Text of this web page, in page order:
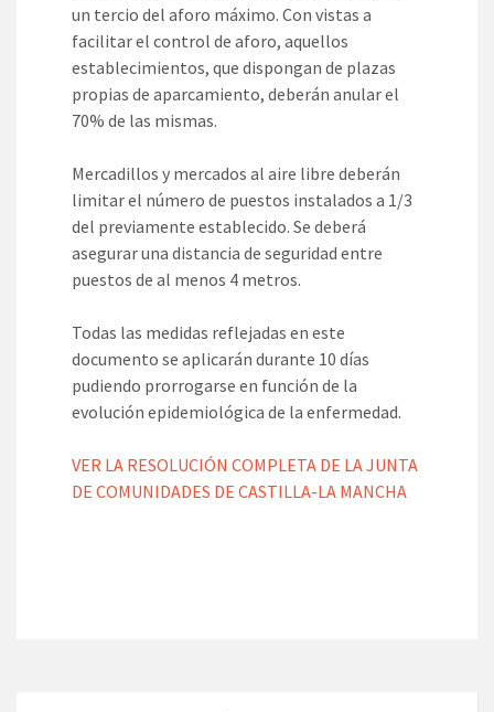
un tercio del aforo máximo. Con vistas a
facilitar el control de aforo, aquellos
establecimientos, que dispongan de plazas
propias de aparcamiento, deberán anular el
70% de las mismas.
Mercadillos y mercados al aire libre deberán
limitar el número de puestos instalados a 1/3
del previamente establecido. Se deberá
asegurar una distancia de seguridad entre
puestos de al menos 4 metros.
Todas las medidas reflejadas en este
documento se aplicarán durante 10 días
pudiendo prorrogarse en función de la
evolución epidemiológica de la enfermedad.
VER LA RESOLUCIÓN COMPLETA DE LA JUNTA
DE COMUNIDADES DE CASTILLA-LA MANCHA